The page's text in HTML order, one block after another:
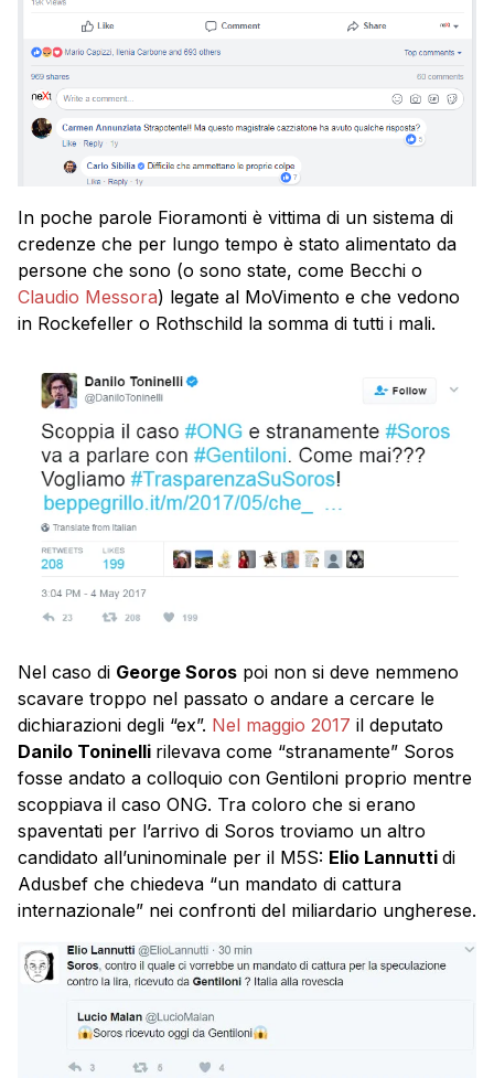
In poche parole Fioramonti è vittima di un sistema di
credenze che per lungo tempo è stato alimentato da
persone che sono (o sono state, come Becchi o
Claudio Messora) legate al MoVimento e che vedono
in Rockefeller o Rothschild la somma di tutti i mali.
Nel caso di George Soros poi non si deve nemmeno
scavare troppo nel passato o andare a cercare le
dichiarazioni degli “ex”. Nel maggio 2017 il deputato
Danilo Toninelli rilevava come “stranamente” Soros
fosse andato a colloquio con Gentiloni proprio mentre
scoppiava il caso ONG. Tra coloro che si erano
spaventati per l’arrivo di Soros troviamo un altro
candidato all’uninominale per il M5S: Elio Lannutti di
Adusbef che chiedeva “un mandato di cattura
internazionale” nei confronti del miliardario ungherese.